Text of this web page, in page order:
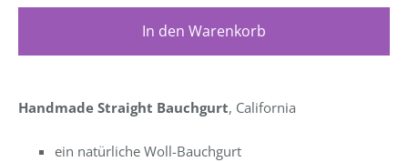
In den Warenkorb
Handmade Straight Bauchgurt, California
ein natürliche Woll-Bauchgurt